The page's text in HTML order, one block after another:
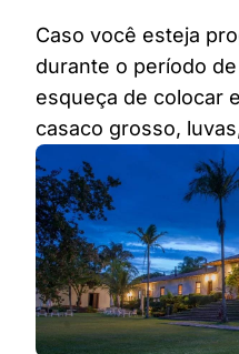
Caso você esteja
durante o período
esqueça de colocar
casaco grosso,